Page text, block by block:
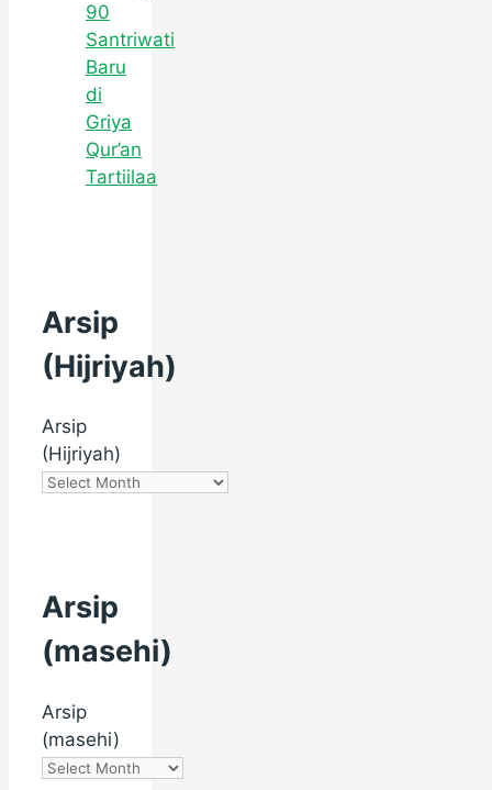
90
Santriwati
Baru
di
Griya
Qur’an
Tartiilaa
Arsip
(Hijriyah)
Arsip
(Hijriyah)
Arsip
(masehi)
Arsip
(masehi)